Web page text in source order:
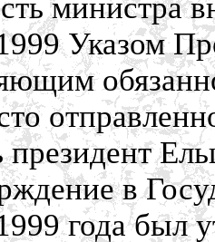
министра
Указом
президент
в
года был